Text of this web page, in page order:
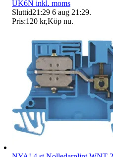
UK6N inkl. moms
Sluttid21:29 6 aug 21:29.
Pris:120 kr,Köp nu.